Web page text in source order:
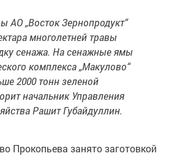
АО „Восток Зернопродукт“
многолетней травы
сенажа. На сенажные ямы
комплекса „Макулово“
2000 тонн зеленой
начальник Управления
Рашит Губайдуллин.
Прокопьева занято заготовкой